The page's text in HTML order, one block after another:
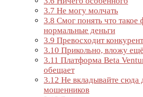
3.7 Не могу молчать
3.8 Смог понять что такое
нормальные деньги
3.9 Превосходит
3.10 Прикольно, вложу ещё
3.11 Платформа Beta
обещает
3.12 Не вкладывайте сюда
мошенников